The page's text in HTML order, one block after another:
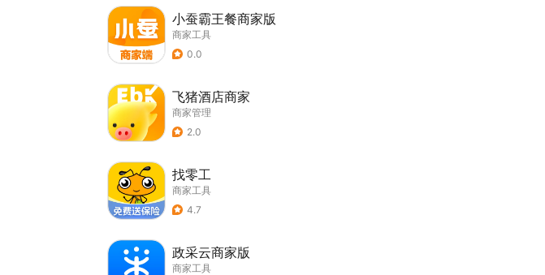
小蚕霸王餐商家版
商家工具
0.0
飞猪酒店商家
商家管理
2.0
找零工
商家工具
4.7
政采云商家版
商家工具